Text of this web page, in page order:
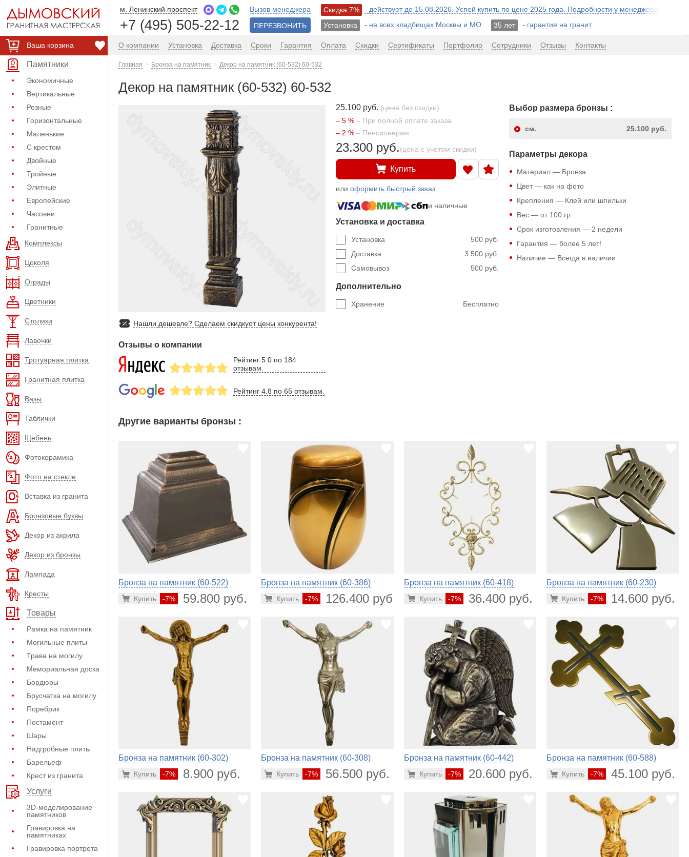
Ваша корзина
Памятники
Экономичные
Вертикальные
Резные
Горизонтальные
Маленькие
С крестом
Двойные
Тройные
Элитные
Европейские
Часовни
Гранитные
Комплексы
Цоколя
Ограды
Цветники
Столики
Лавочки
Тротуарная плитка
Гранитная плитка
Вазы
Таблички
Щебень
Фотокерамика
Фото на стекле
Вставка из гранита
Бронзовые буквы
Декор из акрила
Декор из бронзы
Лампада
Кресты
Товары
Рамка на памятник
Могильные плиты
Трава на могилу
Мемориальная доска
Бордюры
Брусчатка на могилу
Поребрик
Постамент
Шары
Надгробные плиты
Барельеф
Крест из гранита
Услуги
3D-моделирование
памятников
Гравировка на
памятниках
Гравировка портрета
м. Ленинский проспект
+7 (495) 505-22-12
Вызов менеджера
ПЕРЕЗВОНИТЬ
Скидка 7%
- действует до 15.08.2026. Успей купить по цене 2025 года. Подробности у менеджера!
Установка
- на всех кладбищах Москвы и МО 35 лет - гарантия на гранит
О компании Установка Доставка Сроки Гарантия Оплата Скидки Сертификаты Портфолио Сотрудники Отзывы Контакты
Главная Бронза на памятник Декор на памятник (60-532) 60-532
Декор на памятник (60-532) 60-532
Нашли дешевле? Сделаем скидкуот цены конкурента!
Отзывы о компании
Рейтинг 5.0 по 184
отзывам.
Рейтинг 4.8 по 65 отзывам.
25.100 руб. (цена без скидки)
– 5 % – При полной оплате заказа
– 2 % – Пенсионерам
23.300 руб.(цена с учетом скидки)
Купить
илиоформить быстрый заказ
и наличные
Установка и доставка
500 руб.
Установка
3 500 руб.
Доставка
500 руб.
Самовывоз
Дополнительно
Бесплатно
Хранение
Выбор размера бронзы :
25.100 руб.
см.
Параметры декора
Материал — Бронза
Цвет — как на фото
Крепления — Клей или шпильки
Вес — от 100 гр.
Срок изготовления — 2 недели
Гарантия — более 5 лет!
Наличие — Всегда в наличии
Другие варианты бронзы :
Бронза на памятник (60-522)
-7% 59.800 руб.
Купить
Бронза на памятник (60-386)
-7% 126.400 руб.
Купить
Бронза на памятник (60-418)
-7% 36.400 руб.
Купить
Бронза на памятник (60-230)
-7% 14.600 руб.
Купить
Бронза на памятник (60-302)
-7% 8.900 руб.
Купить
Бронза на памятник (60-308)
-7% 56.500 руб.
Купить
Бронза на памятник (60-442)
-7% 20.600 руб.
Купить
Бронза на памятник (60-588)
-7% 45.100 руб.
Купить